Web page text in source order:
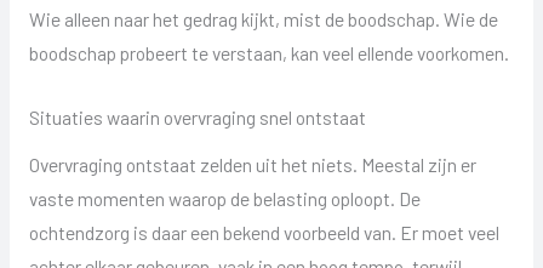
Wie alleen naar het gedrag kijkt, mist de boodschap. Wie de
boodschap probeert te verstaan, kan veel ellende voorkomen.
Situaties waarin overvraging snel ontstaat
Overvraging ontstaat zelden uit het niets. Meestal zijn er
vaste momenten waarop de belasting oploopt. De
ochtendzorg is daar een bekend voorbeeld van. Er moet veel